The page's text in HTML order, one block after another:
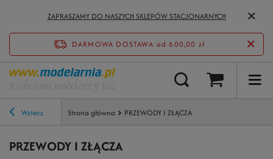
ZAPRASZAMY DO NASZYCH SKLEPÓW STACJONARNYCH
DARMOWA DOSTAWA od 600,00 zł
Wstecz Strona główna PRZEWODY I ZŁĄCZA
PRZEWODY I ZŁĄCZA